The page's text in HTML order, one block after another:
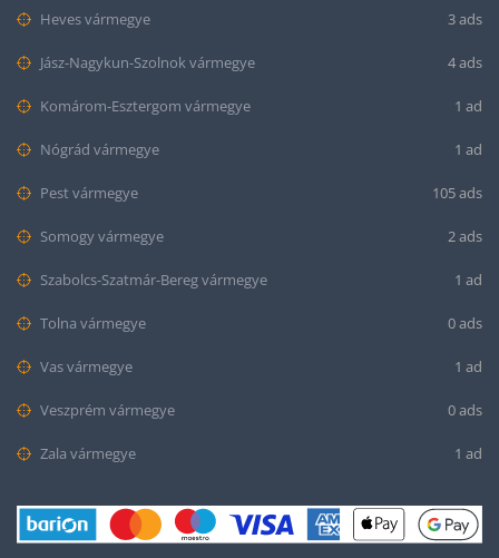
Heves vármegye 3 ads
Jász-Nagykun-Szolnok vármegye 4 ads
Komárom-Esztergom vármegye 1 ad
Nógrád vármegye 1 ad
Pest vármegye 105 ads
Somogy vármegye 2 ads
Szabolcs-Szatmár-Bereg vármegye 1 ad
Tolna vármegye 0 ads
Vas vármegye 1 ad
Veszprém vármegye 0 ads
Zala vármegye 1 ad